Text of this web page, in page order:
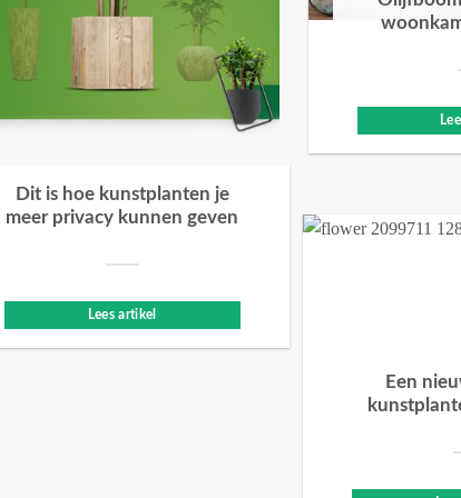
Dit is hoe kunstplanten je
meer privacy kunnen geven
Lees artikel
Een